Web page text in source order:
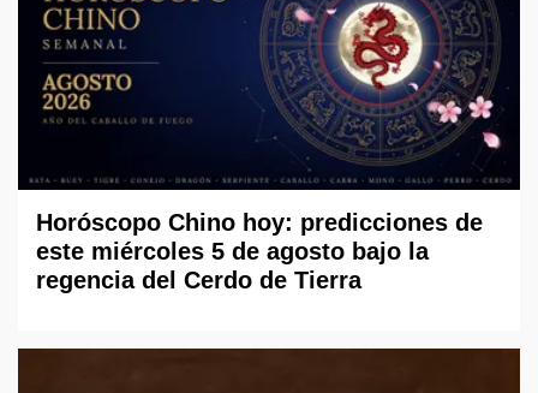
Horóscopo Chino hoy: predicciones de
este miércoles 5 de agosto bajo la
regencia del Cerdo de Tierra